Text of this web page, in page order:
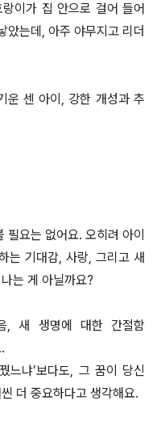
이가 집 안으로 걸어 들어
았는데, 아주 야무지고 리더
운 센 아이, 강한 개성과 추
필요는 없어요. 오히려 아이
는 기대감, 사랑, 그리고 새
는 게 아닐까요?
, 새 생명에 대한 간절함
느냐’보다도, 그 꿈이 당신
더 중요하다고 생각해요.